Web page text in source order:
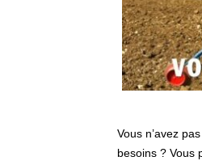
Vous n’avez
besoins ? Vous